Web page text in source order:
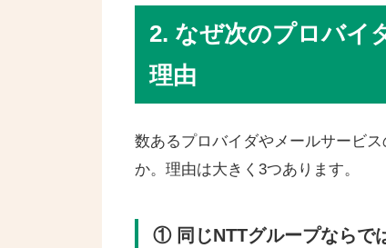
2. なぜ次のプロバイ
理由
数あるプロバイダやメールサービ
か。理由は大きく3つあります。
① 同じNTTグループならで